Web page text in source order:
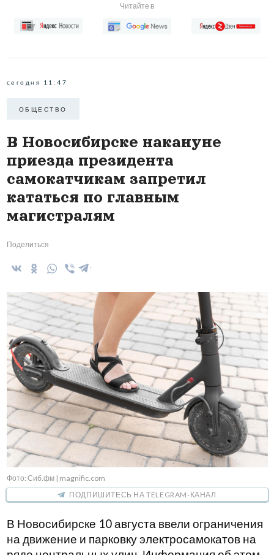
Читайте в
сегодня 11:47
ОБЩЕСТВО
В Новосибирске накануне
приезда президента
самокатчикам запретил
кататься по главным
магистралям
Поделиться
Фото: Сиб.фм | magnific.com
ПОДПИШИТЕСЬ НА TELEGRAM-КАНАЛ
В Новосибирске 10 августа ввели ограничения
на движение и парковку электросамокатов на